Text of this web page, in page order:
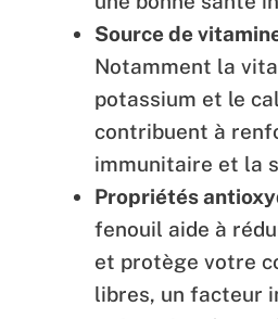
Source de
Notamment la
potassium et le
contribuent à
immunitaire et la
Propriétés
fenouil aide à
et protège votre
libres, un facteur